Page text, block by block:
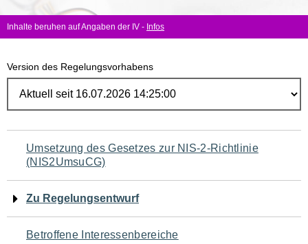
Inhalte beruhen auf Angaben der IV - Infos
Version des Regelungsvorhabens
Navigation
für
den
Seiteninhalt
Umsetzung des Gesetzes zur NIS-2-Richtlinie
(NIS2UmsuCG)
Zu Regelungsentwurf
Betroffene Interessenbereiche